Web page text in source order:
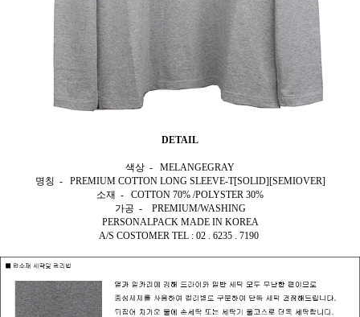
DETAIL
색상 - MELANGEGRAY
명칭 - PREMIUM COTTON LONG SLEEVE-T[SOLID][SEMIOVER]
소재 - COTTON 70% /POLYSTER 30%
가공 - PREMIUM/WASHING
PERSONALPACK MADE IN KOREA
A/S COSTOMER TEL : 02 . 6235 . 7190